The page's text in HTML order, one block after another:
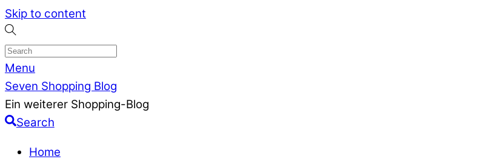
Skip to content
Menu
Seven Shopping Blog
Ein weiterer Shopping-Blog
Search
Home